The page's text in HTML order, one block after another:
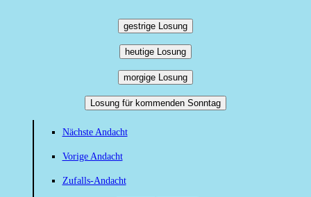
gestrige Losung
heutige Losung
morgige Losung
Losung für kommenden Sonntag
Nächste Andacht
Vorige Andacht
Zufalls-Andacht